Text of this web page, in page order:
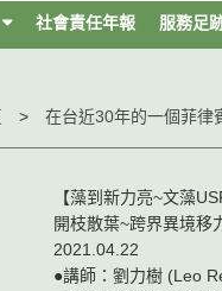
社會責任年報 服務足
在台近30年的一個菲律
【藻到新力亮~文藻
開枝散葉~跨界異境移
2021.04.22
●講師：劉力樹 (Leo